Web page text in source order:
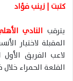
ا
كتبت | زينب فؤاد
يترقب النادي
المقبلة لاختيار
لاعب الفريق
القلعة الحمراء خلال